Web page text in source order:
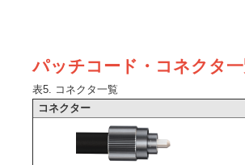
パッチコード・コネクタ
表5. コネクタ一覧
コネクター